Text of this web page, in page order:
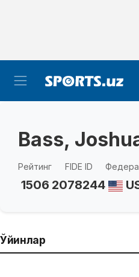
Bass,
Рейтинг
1506
FIDE ID
2078244
Ўйинлар